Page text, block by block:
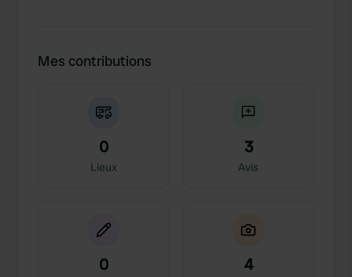
Mes contributions
0
Lieux
3
Avis
0 4